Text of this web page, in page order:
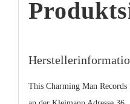
This Charming Man Records